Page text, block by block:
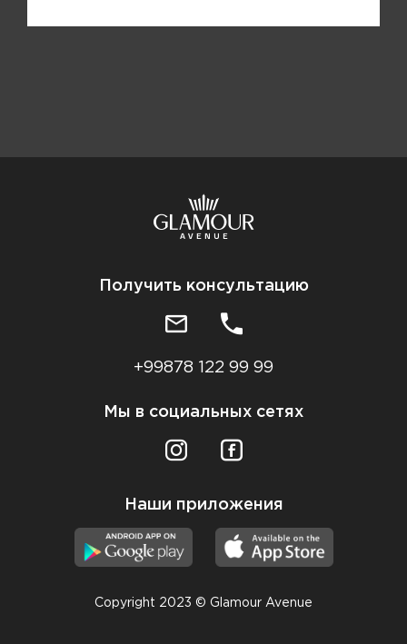
Получить консультацию
+99878 122 99 99
Мы в социальных сетях
Наши приложения
Copyright 2023 © Glamour Avenue